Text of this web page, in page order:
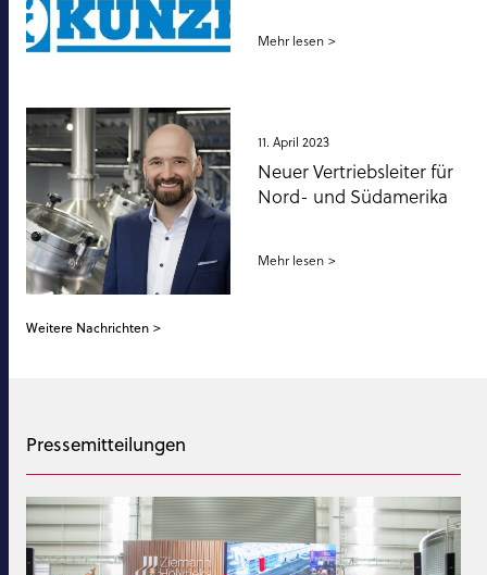
Mehr lesen
11. April 2023
Neuer Vertriebsleiter für
Nord- und Südamerika
Mehr lesen
Weitere Nachrichten
Pressemitteilungen